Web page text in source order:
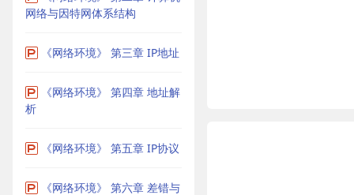
网络与因特网体系结构
《网络环境》 第三章 IP地址
《网络环境》 第四章 地址解
析
《网络环境》 第五章 IP协议
《网络环境》 第六章 差错与